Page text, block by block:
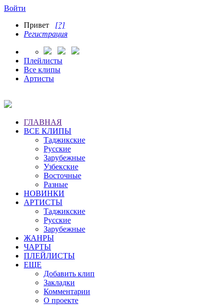
Войти
Привет [?]
Регистрация
Плейлисты
Все клипы
Артисты
ГЛАВНАЯ
ВСЕ КЛИПЫ
Таджикские
Русские
Зарубежные
Узбекские
Восточные
Разные
НОВИНКИ
АРТИСТЫ
Таджикские
Русские
Зарубежные
ЖАНРЫ
ЧАРТЫ
ПЛЕЙЛИСТЫ
ЕЩЕ
Добавить клип
Закладки
Комментарии
О проекте